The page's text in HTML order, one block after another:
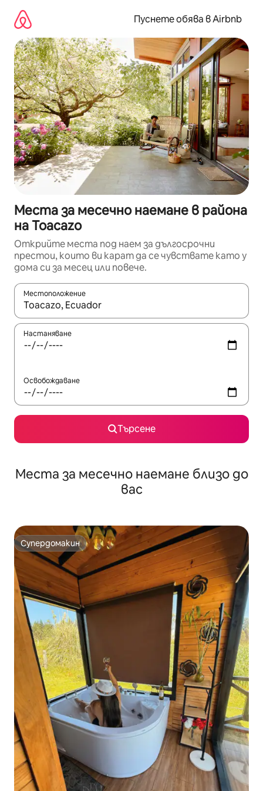
съдържанието
Пуснете обява в Airbnb
Места за месечно наемане в района
на Toacazo
Открийте места под наем за дългосрочни
престои, които ви карат да се чувствате като у
дома си за месец или повече.
Местоположение
Когато резултатите се покажат, използвайте
Настаняване
Освобождаване
Търсене
Места за месечно наемане близо до
вас
Супердомакин
Супердомакин